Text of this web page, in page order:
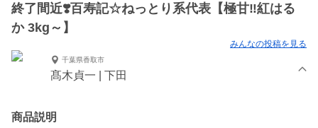
終了間近❣️百寿記☆ねっとり系代表【極甘‼️紅はる
か 3kg～】
みんなの投稿を見る
千葉県香取市
髙木貞一 | 下田
商品説明